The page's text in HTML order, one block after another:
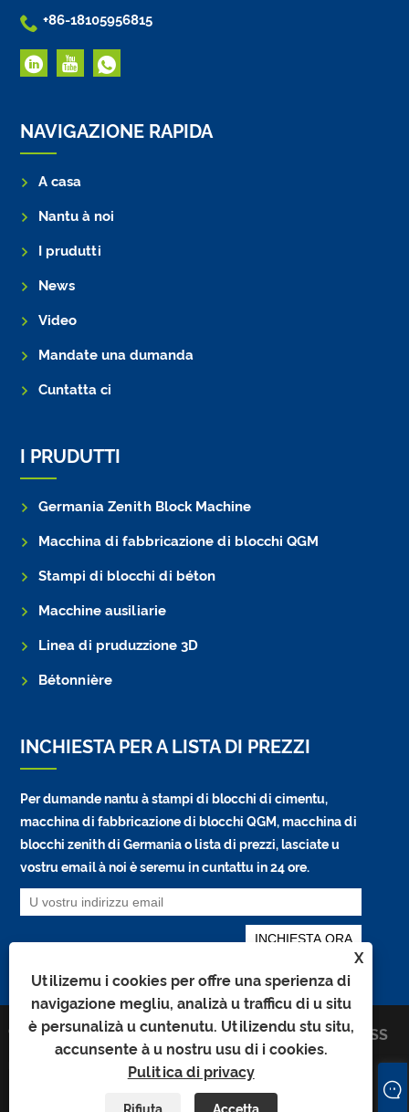
X
Utilizemu i cookies per offre una sperienza di
navigazione megliu, analizà u trafficu di u situ
è ​​persunalizà u cuntenutu. Utilizendu stu situ,
accunsente à u nostru usu di i cookies.
Pulitica di privacy
 +86-18105956815
NAVIGAZIONE RAPIDA
A casa
Nantu à noi
I prudutti
News
Video
Mandate una dumanda
Cuntatta ci
I PRUDUTTI
Germania Zenith Block Machine
Macchina di fabbricazione di blocchi QGM
Stampi di blocchi di béton
Macchine ausiliarie
Linea di pruduzzione 3D
Bétonnière
INCHIESTA PER A LISTA DI PREZZI
Per dumande nantu à stampi di blocchi di cimentu,
macchina di fabbricazione di blocchi QGM, macchina di
blocchi zenith di Germania o lista di prezzi, lasciate u
vostru email à noi è seremu in cuntattu in 24 ore.
Copyright © 2026 Quangong
Machinery Co., Ltd. Tutti i diritti
Links Sitemap
RSS
XML
Pulitica di
privacy